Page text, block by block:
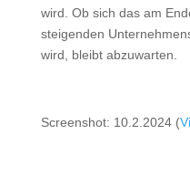
wird. Ob sich das am
steigenden
wird, bleibt abzuwarten.
Screenshot: 10.2.2024 (